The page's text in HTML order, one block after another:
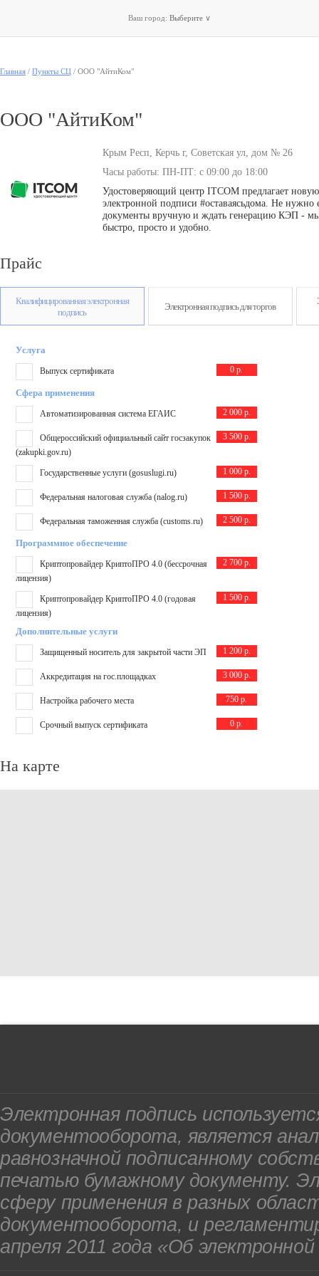
Ваш город: Выберите ∨
Главная / Пункты СЦ / ООО "АйтиКом"
ООО "АйтиКом"
Крым Респ, Керчь г, Советская ул, дом № 26
Часы работы: ПН-ПТ: с 09:00 до 18:00
Удостоверяющий центр ITCOM предлагает
электронной подписи #оставаясьдома. Не нужно
документы вручную и ждать генерацию КЭП - мы
быстро, просто и удобно.
Прайс
Квалифицированная электронная
подпись
Электронная подпись для торгов
Услуга
0 р.
Выпуск сертификата
Сфера применения
2 000 р.
Автоматизированная система ЕГАИС
3 500 р.
Общероссийский официальный сайт госзакупок
(zakupki.gov.ru)
1 000 р.
Государственные услуги (gosuslugi.ru)
1 500 р.
Федеральная налоговая служба (nalog.ru)
2 500 р.
Федеральная таможенная служба (customs.ru)
Программное обеспечение
2 700 р.
Криптопровайдер КриптоПРО 4.0 (бессрочная
лицензия)
1 500 р.
Криптопровайдер КриптоПРО 4.0 (годовая
лицензия)
Дополнительные услуги
1 200 р.
Защищенный носитель для закрытой части ЭП
3 000 р.
Аккредитация на гос.площадках
750 р.
Настройка рабочего места
0 р.
Срочный выпуск сертификата
На карте
Электронная подпись
документооборота, является
равнозначной подписанному
печатью бумажному документу.
сферу применения в разных
документооборота, и
апреля 2011 года «Об